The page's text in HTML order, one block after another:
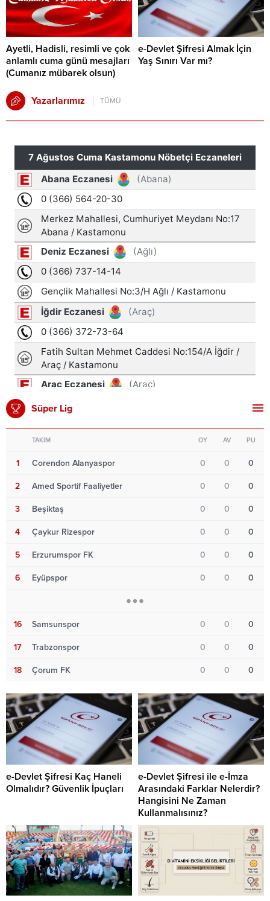
Ayetli, Hadisli, resimli ve çok
anlamlı cuma günü mesajları
(Cumanız mübarek olsun)
e-Devlet Şifresi Almak İçin
Yaş Sınırı Var mı?
Yazarlarımız TÜMÜ
Süper Lig
TAKIM OY AV PU
1 Corendon Alanyaspor 0 0 0
2 Amed Sportif Faaliyetler 0 0 0
3 Beşiktaş 0 0 0
4 Çaykur Rizespor 0 0 0
5 Erzurumspor FK 0 0 0
6 Eyüpspor 0 0 0
16 Samsunspor 0 0 0
17 Trabzonspor 0 0 0
18 Çorum FK 0 0 0
e-Devlet Şifresi Kaç Haneli
Olmalıdır? Güvenlik İpuçları
e-Devlet Şifresi ile e-İmza
Arasındaki Farklar Nelerdir?
Hangisini Ne Zaman
Kullanmalısınız?